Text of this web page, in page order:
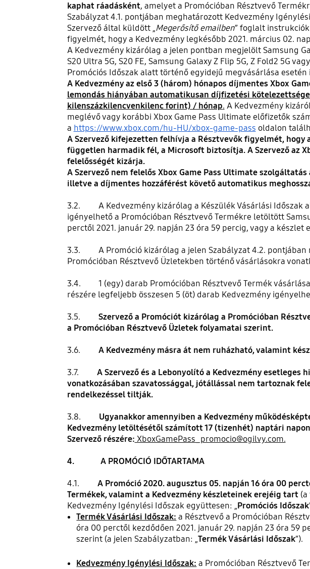
kaphat ráadásként, amelyet a Promócióban Résztvevő
Szabályzat 4.1. pontjában meghatározott Kedvezmény
Szervező által küldött „Megerősítő emailben” foglalt
figyelmét, hogy a Kedvezmény legkésőbb 2021. március 02.
A Kedvezmény kizárólag a jelen pontban megjelölt Samsung
S20 Ultra 5G, S20 FE, Samsung Galaxy Z Flip 5G, Z Fold2 5G
Promóciós Időszak alatt történő egyidejű megvásárlása
A Kedvezmény az első 3 (három) hónapos díjmentes Xbox
lemondás hiányában automatikusan díjfizetési
kilenszázkilencvenkilenc forint) / hónap. A Kedvezmény
meglévő vagy korábbi Xbox Game Pass Ultimate előfizetők
a https://www.xbox.com/hu-HU/xbox-game-pass oldalon
A Szervező kifejezetten felhívja a Résztvevők figyelmét,
független harmadik fél, a Microsoft biztosítja. A Szervező az
felelősségét kizárja.
A Szervező nem felelős Xbox Game Pass Ultimate
illetve a díjmentes hozzáférést követő automatikus
3.2. A Kedvezmény kizárólag a Készülék Vásárlási Időszak
igényelhető a Promócióban Résztvevő Termékre letöltött
perctől 2021. január 29. napján 23 óra 59 percig, vagy a
3.3. A Promóció kizárólag a jelen Szabályzat 4.2. pontjában
Promócióban Résztvevő Üzletekben történő vásárlásokra
3.4. 1 (egy) darab Promócióban Résztvevő Termék vásárlása
részére legfeljebb összesen 5 (öt) darab Kedvezmény
3.5. Szervező a Promóciót kizárólag a Promócióban
a Promócióban Résztvevő Üzletek folyamatai szerint.
3.6. A Kedvezmény másra át nem ruházható, valamint
3.7. A Szervező és a Lebonyolító a Kedvezmény
vonatkozásában szavatossággal, jótállással nem tartoznak
rendelkezéssel tiltják.
3.8. Ugyanakkor amennyiben a Kedvezmény
Kedvezmény letöltésétől számított 17 (tizenhét) naptári
Szervező részére: XboxGamePass_promocio@ogilvy.com.
4. A PROMÓCIÓ IDŐTARTAMA
4.1. A Promóció 2020. augusztus 05. napján 16 óra 00
Termékek, valamint a Kedvezmény készleteinek erejéig tart
Kedvezmény Igénylési Időszak együttesen: „Promóciós Időszak
Termék Vásárlási Időszak: a Résztvevő a Promócióban
óra 00 perctől kezdődően 2021. január 29. napján 23 óra 59
szerint (a jelen Szabályzatban: „Termék Vásárlási Időszak”).
Kedvezmény Igénylési Időszak: a Promócióban Résztvevő